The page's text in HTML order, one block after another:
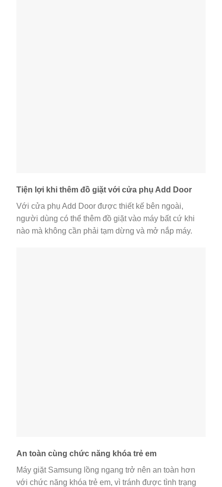
Tiện lợi khi thêm đồ giặt với cửa phụ Add Door
Với cửa phụ Add Door được thiết kế bên ngoài,
người dùng có thể thêm đồ giặt vào máy bất cứ khi
nào mà không cần phải tạm dừng và mở nắp máy.
An toàn cùng chức năng khóa trẻ em
Máy giặt Samsung lồng ngang trở nên an toàn hơn
với chức năng khóa trẻ em, vì tránh được tình trạng